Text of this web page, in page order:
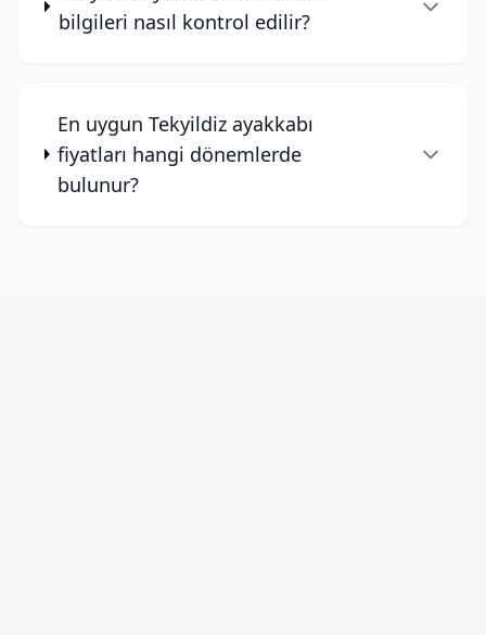
bilgileri nasıl kontrol edilir?
En uygun Tekyildiz ayakkabı
fiyatları hangi dönemlerde
bulunur?